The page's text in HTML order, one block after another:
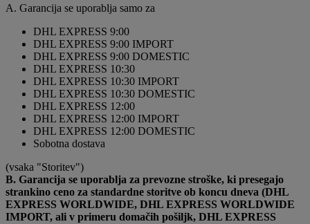
A. Garancija se uporablja samo za
DHL EXPRESS 9:00
DHL EXPRESS 9:00 IMPORT
DHL EXPRESS 9:00 DOMESTIC
DHL EXPRESS 10:30
DHL EXPRESS 10:30 IMPORT
DHL EXPRESS 10:30 DOMESTIC
DHL EXPRESS 12:00
DHL EXPRESS 12:00 IMPORT
DHL EXPRESS 12:00 DOMESTIC
Sobotna dostava
(vsaka "Storitev")
B. Garancija se uporablja za prevozne stroške, ki presegajo
strankino ceno za standardne storitve ob koncu dneva (DHL
EXPRESS WORLDWIDE, DHL EXPRESS WORLDWIDE
IMPORT, ali v primeru domačih pošiljk, DHL EXPRESS